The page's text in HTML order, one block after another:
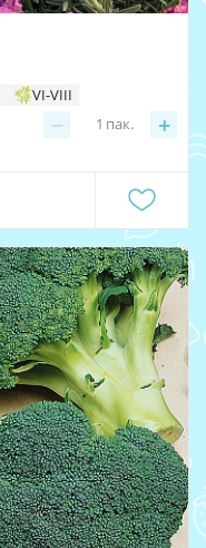
VI-VIII
− +
1 пак.